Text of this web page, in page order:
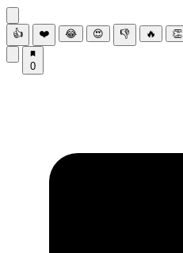
👍 ❤️ 😂 😍 👎 🔥 👏
0